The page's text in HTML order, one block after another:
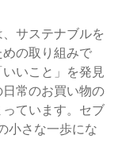
サステナブルを
の取り組みで
いこと」を発見
常のお買い物の
ています。セブ
小さな一歩にな